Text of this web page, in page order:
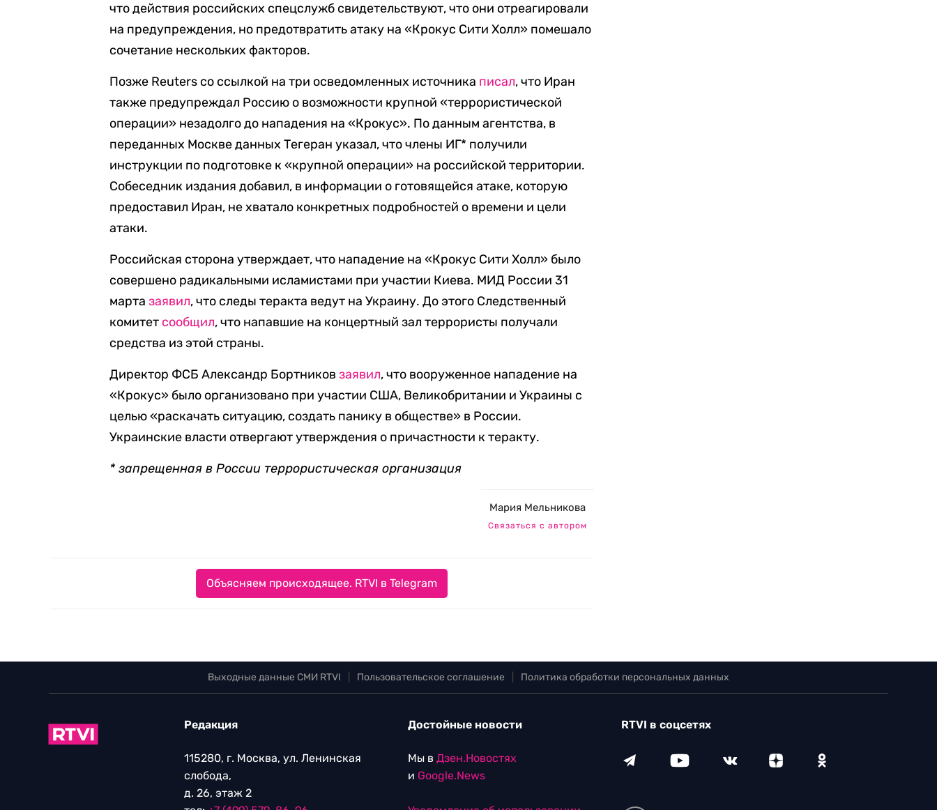
что действия российских спецслужб свидетельствуют, что они отреагировали
на предупреждения, но предотвратить атаку на «Крокус Сити Холл» помешало
сочетание нескольких факторов.
Позже Reuters со ссылкой на три осведомленных источника писал, что Иран
также предупреждал Россию о возможности крупной «террористической
операции» незадолго до нападения на «Крокус». По данным агентства, в
переданных Москве данных Тегеран указал, что члены ИГ* получили
инструкции по подготовке к «крупной операции» на российской территории.
Собеседник издания добавил, в информации о готовящейся атаке, которую
предоставил Иран, не хватало конкретных подробностей о времени и цели
атаки.
Российская сторона утверждает, что нападение на «Крокус Сити Холл» было
совершено радикальными исламистами при участии Киева. МИД России 31
мартазаявил, что следы теракта ведут на Украину. До этого Следственный
комитет сообщил, что напавшие на концертный зал террористы получали
средства из этой страны.
Директор ФСБ Александр Бортниковзаявил, что вооруженное нападение на
«Крокус» было организовано при участии США, Великобритании и Украины с
целью «раскачать ситуацию, создать панику в обществе» в России.
Украинские власти отвергают утверждения о причастности к теракту.
* запрещенная в России террористическая организация
Мария Мельникова
Связаться с автором
Объясняем происходящее. RTVI в Telegram
Выходные данные СМИ RTVI Пользовательское соглашение Политика обработки персональных данных
Редакция
115280, г. Москва, ул. Ленинская
слобода,
д. 26, этаж 2
Достойные новости
Мы в Дзен.Новостях
и Google.News
RTVI в соцсетях